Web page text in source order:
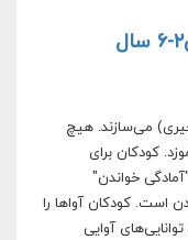
می‌سازند. هیچ
کودکان برای
خواندن"
است. کودکان آواها را
آوایی